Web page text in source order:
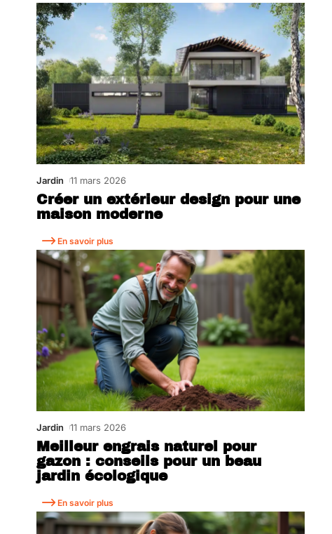
Créer un extérieur design pour une
maison moderne
Jardin 11 mars 2026
En savoir plus
Meilleur engrais naturel pour
gazon : conseils pour un beau
jardin écologique
Jardin 11 mars 2026
En savoir plus